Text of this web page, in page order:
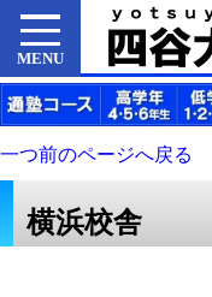
MENU
一つ前のページへ戻る
横浜校舎